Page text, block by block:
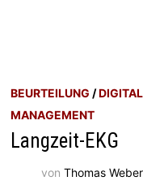
BEURTEILUNG /
MANAGEMENT
Langzeit-EKG
vonThomas